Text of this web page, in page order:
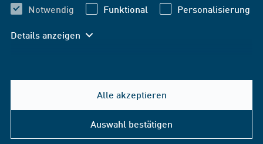
Notwendig Funktional Personalisierung
Details anzeigen
Alle akzeptieren
Auswahl bestätigen
Hilfe & Kontakt